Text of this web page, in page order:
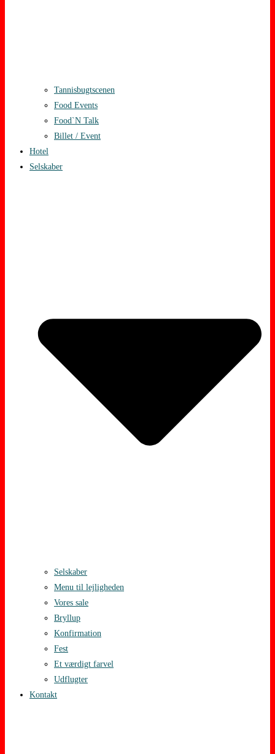
Tannisbugtscenen
Food Events
Food`N Talk
Billet / Event
Hotel
Selskaber
Selskaber
Menu til lejligheden
Vores sale
Bryllup
Konfirmation
Fest
Et værdigt farvel
Udflugter
Kontakt